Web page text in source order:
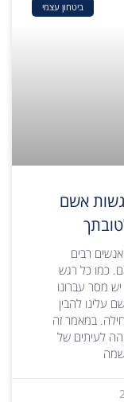
ביטחון עצמי
של רגשות אשם
רבים
כמו כל רגש
מסר עברונו
עלינו להבין
במאמר זה
לעיתים של